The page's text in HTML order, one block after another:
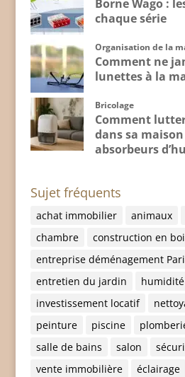
Borne Wago :
chaque série
Organisation de la
Comment ne
lunettes à la
Bricolage
Comment
dans sa
absorbeurs
Sujet fréquents
achat immobilier animaux
chambre
construction en
entreprise déménagement
entretien du jardin
humidité
investissement locatif
peinture
piscine
salle de bains
salon
vente immobilière
éclairage